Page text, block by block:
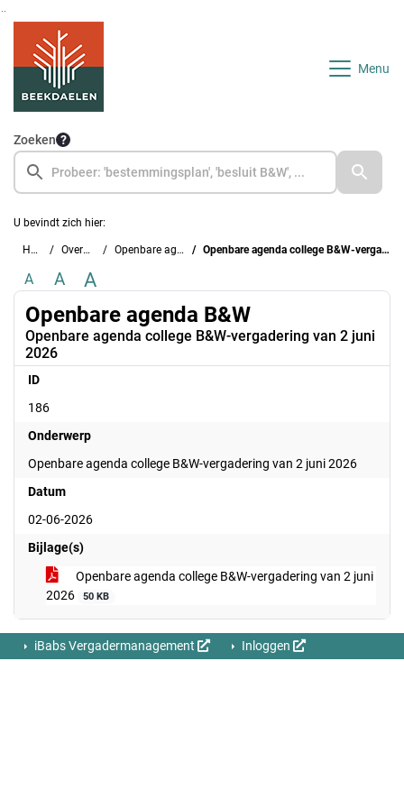
Ga naar de inhoud van deze pagina
Ga naar het zoeken
Ga naar het menu
Menu
Zoeken
U bevindt zich hier:
Home Overzichten Openbare agenda B&W Openbare agenda college B&W-vergadering van 2 juni 2026
A A A
Openbare agenda B&W
Openbare agenda college B&W-vergadering van 2 juni
2026
ID
186
Onderwerp
Openbare agenda college B&W-vergadering van 2 juni 2026
Datum
02-06-2026
Bijlage(s)
Openbare agenda college B&W-vergadering van 2 juni
2026
50 KB
iBabs Vergadermanagement Inloggen